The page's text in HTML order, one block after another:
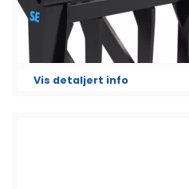
Vis detaljert info